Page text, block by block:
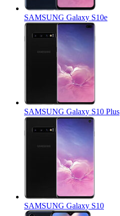
SAMSUNG Galaxy S10e
SAMSUNG Galaxy S10 Plus
SAMSUNG Galaxy S10